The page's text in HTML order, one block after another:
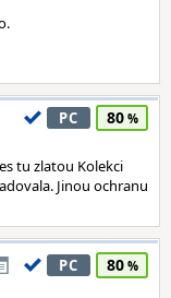
PC 80
tu zlatou Kolekci
Jinou ochranu
PC 80